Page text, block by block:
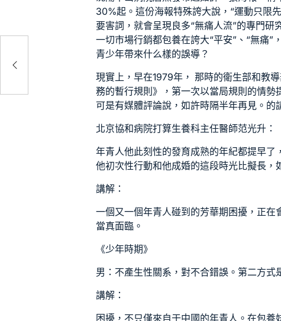
30%起。這份海報特殊誇大說，“運動只限
要害詞，就會呈現良多“無痛人流”的專門研
一切市場行銷都包養在誇大“平安”、“無痛”
青少年帶來什么樣的誤導？
現實上，早在1979年， 那時的衛生部和教
務的暫行規則》，第一次以當局規則的情勢
可是有媒體評論說，如許時隔半年再見。的
北京協和病院打算生養科主任醫師范光升：
年青人他此刻性的發育成熟的年紀都提早
他初次性行動和他成婚的這段時光比擬長，
講解：
一個又一個年青人碰到的芳華期困擾，正在
當真面臨。
《少年時期》
男：不產生性關系，對不合錯誤。第二方式
講解：
困擾，不只僅來自于中國的年青人。在包養